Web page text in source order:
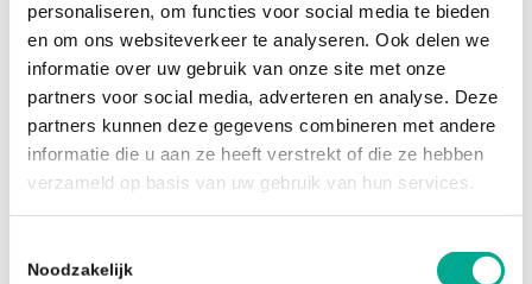
personaliseren, om functies voor social media te bieden
en om ons websiteverkeer te analyseren. Ook delen we
informatie over uw gebruik van onze site met onze
partners voor social media, adverteren en analyse. Deze
partners kunnen deze gegevens combineren met andere
informatie die u aan ze heeft verstrekt of die ze hebben
verzameld op basis van uw gebruik van hun services.
Noodzakelijk
Becs IT Services B.V.
E-mail: info@becs.nl
Cookiebeleid
Laatst bijgewerkt: